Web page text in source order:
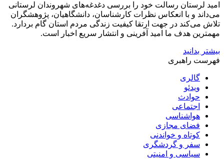
امید لرستان رسالت خود را بررسی دغدغه‌های شهروندان لرستانی
می‌داند و با انعکاس نظرات کارشناسان، دانشگاهیان، پژوهشگران
تلاش می‌کند در جهت ارتقا کیفیت زندگی مردم استان گام بردارد.
مهمترین هدف ما امید آفرینی و انتشار سریع اخبار است.
بیشتر بدانید
فهرست راهبری
گالری
ویدئو
حوادث
اجتماعی
هواشناسی
فضای مجازی
کوتاه و خواندنی
سفر و گردشگری
سیاسی و امنیتی